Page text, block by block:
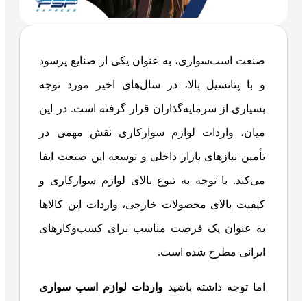
صنعت اسب‌سواری، به عنوان یکی از صنایع پرسود
و با پتانسیل بالا، در سال‌های اخیر مورد توجه
بسیاری از سرمایه‌گذاران قرار گرفته است. در این
میان، واردات لوازم سوارکاری نقش مهمی در
تأمین نیازهای بازار داخلی و توسعه این صنعت ایفا
می‌کند. با توجه به تنوع بالای لوازم سوارکاری و
کیفیت بالای محصولات خارجی، واردات این کالاها
به عنوان یک فرصت مناسب برای کسب‌وکارهای
ایرانی مطرح شده است.
اما توجه داشته باشیدواردات لوازم اسب سواری